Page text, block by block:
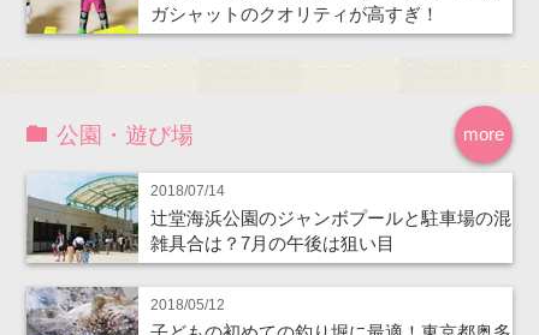
ガシャットのクオリティが高すぎ！
more
公園・遊び場
2018/07/14
辻堂海浜公園のジャンボプールと駐車場の混
雑具合は？7月の午後は狙い目
2018/05/12